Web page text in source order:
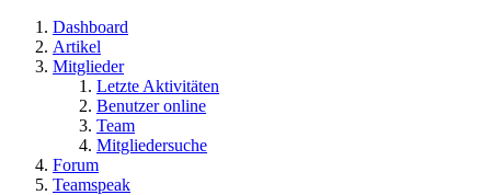
Dashboard
Artikel
Mitglieder
Letzte Aktivitäten
Benutzer online
Team
Mitgliedersuche
Forum
Teamspeak